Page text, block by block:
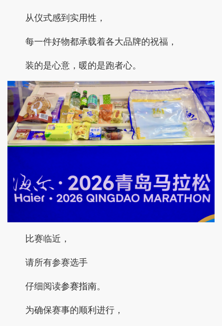
从仪式感到实用性，
每一件好物都承载着各大品牌的祝福，
装的是心意，暖的是跑者心。
比赛临近，
请所有参赛选手
仔细阅读参赛指南。
为确保赛事的顺利进行，